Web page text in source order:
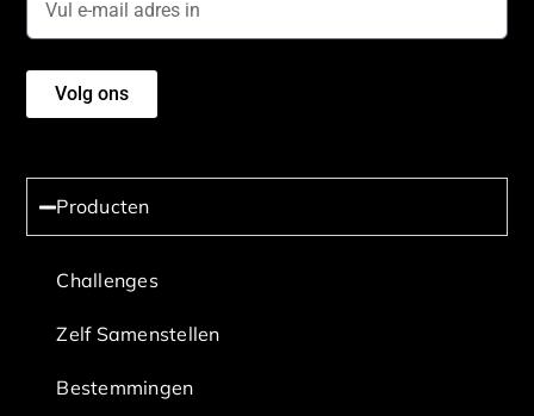
Volg ons
Producten
Challenges
Zelf Samenstellen
Bestemmingen